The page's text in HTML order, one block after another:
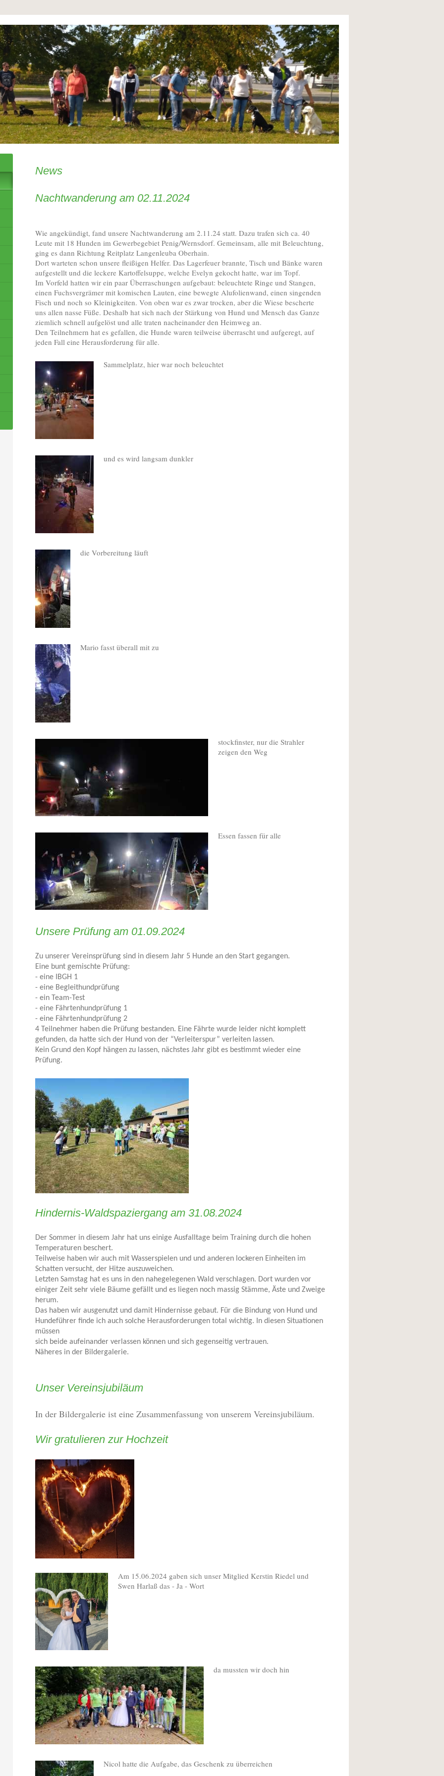
News
Nachtwanderung am 02.11.2024
Wie angekündigt, fand unsere Nachtwanderung am 2.11.24 statt. Dazu trafen sich ca. 40
Leute mit 18 Hunden im Gewerbegebiet Penig/Wernsdorf. Gemeinsam, alle mit Beleuchtung,
ging es dann Richtung Reitplatz Langenleuba Oberhain.
Dort warteten schon unsere fleißigen Helfer. Das Lagerfeuer brannte, Tisch und Bänke waren
aufgestellt und die leckere Kartoffelsuppe, welche Evelyn gekocht hatte, war im Topf.
Im Vorfeld hatten wir ein paar Überraschungen aufgebaut: beleuchtete Ringe und Stangen,
einen Fuchsvergrämer mit komischen Lauten, eine bewegte Alufolienwand, einen singenden
Fisch und noch so Kleinigkeiten. Von oben war es zwar trocken, aber die Wiese bescherte
uns allen nasse Füße. Deshalb hat sich nach der Stärkung von Hund und Mensch das Ganze
ziemlich schnell aufgelöst und alle traten nacheinander den Heimweg an.
Den Teilnehmern hat es gefallen, die Hunde waren teilweise überrascht und aufgeregt, auf
jeden Fall eine Herausforderung für alle.
Sammelplatz, hier war noch beleuchtet
und es wird langsam dunkler
die Vorbereitung läuft
Mario fasst überall mit zu
stockfinster, nur die Strahler
zeigen den Weg
Essen fassen für alle
Unsere Prüfung am 01.09.2024
Zu unserer Vereinsprüfung sind in diesem Jahr 5 Hunde an den Start gegangen.
Eine bunt gemischte Prüfung:
- eine IBGH 1
- eine Begleithundprüfung
- ein Team-Test
- eine Fährtenhundprüfung 1
- eine Fährtenhundprüfung 2
4 Teilnehmer haben die Prüfung bestanden. Eine Fährte wurde leider nicht komplett
gefunden, da hatte sich der Hund von der “Verleiterspur” verleiten lassen.
Kein Grund den Kopf hängen zu lassen, nächstes Jahr gibt es bestimmt wieder eine
Prüfung.
Hindernis-Waldspaziergang am 31.08.2024
Der Sommer in diesem Jahr hat uns einige Ausfalltage beim Training durch die hohen
Temperaturen beschert.
Teilweise haben wir auch mit Wasserspielen und und anderen lockeren Einheiten im
Schatten versucht, der Hitze auszuweichen.
Letzten Samstag hat es uns in den nahegelegenen Wald verschlagen. Dort wurden vor
einiger Zeit sehr viele Bäume gefällt und es liegen noch massig Stämme, Äste und Zweige
herum.
Das haben wir ausgenutzt und damit Hindernisse gebaut. Für die Bindung von Hund und
Hundeführer finde ich auch solche Herausforderungen total wichtig. In diesen Situationen
müssen
sich beide aufeinander verlassen können und sich gegenseitig vertrauen.
Näheres in der Bildergalerie.
Unser Vereinsjubiläum
In der Bildergalerie ist eine Zusammenfassung von unserem Vereinsjubiläum.
Wir gratulieren zur Hochzeit
Am 15.06.2024 gaben sich unser Mitglied Kerstin Riedel und
Swen Harlaß das - Ja - Wort
da mussten wir doch hin
Nicol hatte die Aufgabe, das Geschenk zu überreichen